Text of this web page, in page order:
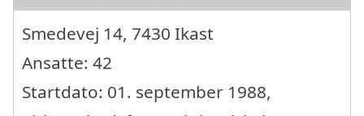
Smedevej 14, 7430 Ikast
Ansatte: 42
Startdato: 01. september 1988,